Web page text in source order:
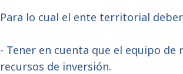
Para lo cual el ente territorial
- Tener en cuenta que el equipo
recursos de inversión.